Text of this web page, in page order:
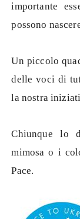
importante
possono
Un piccolo
delle voci di
la nostra
Chiunque lo
mimosa o i
Pace.